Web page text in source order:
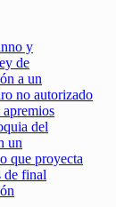
y
de
a un
no autorizado
del
un
que proyecta
de final